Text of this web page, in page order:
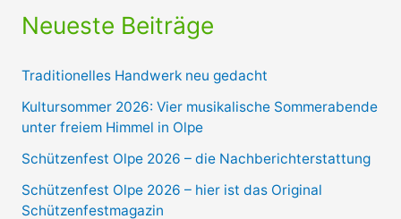
Neueste Beiträge
Traditionelles Handwerk neu gedacht
Kultursommer 2026: Vier musikalische Sommerabende
unter freiem Himmel in Olpe
Schützenfest Olpe 2026 – die Nachberichterstattung
Schützenfest Olpe 2026 – hier ist das Original
Schützenfestmagazin